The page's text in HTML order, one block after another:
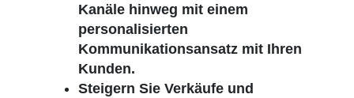
Kanäle hinweg mit einem
personalisierten
Kommunikationsansatz mit Ihren
Kunden.
Steigern Sie Verkäufe und